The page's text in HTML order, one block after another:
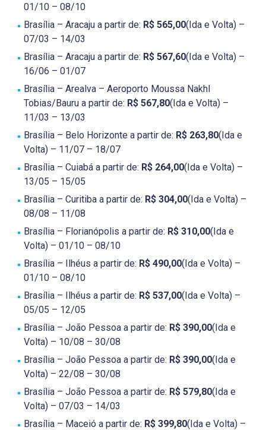
01/10 – 08/10
Brasília – Aracaju a partir de: R$ 565,00(Ida e Volta) –
07/03 – 14/03
Brasília – Aracaju a partir de: R$ 567,60(Ida e Volta) –
16/06 – 01/07
Brasília – Arealva – Aeroporto Moussa Nakhl
Tobias/Bauru a partir de: R$ 567,80(Ida e Volta) –
11/03 – 13/03
Brasília – Belo Horizonte a partir de: R$ 263,80(Ida e
Volta) – 11/07 – 18/07
Brasília – Cuiabá a partir de: R$ 264,00(Ida e Volta) –
13/05 – 15/05
Brasília – Curitiba a partir de: R$ 304,00(Ida e Volta) –
08/08 – 11/08
Brasília – Florianópolis a partir de: R$ 310,00(Ida e
Volta) – 01/10 – 08/10
Brasília – Ilhéus a partir de: R$ 490,00(Ida e Volta) –
01/10 – 08/10
Brasília – Ilhéus a partir de: R$ 537,00(Ida e Volta) –
05/05 – 12/05
Brasília – João Pessoa a partir de: R$ 390,00(Ida e
Volta) – 10/08 – 30/08
Brasília – João Pessoa a partir de: R$ 390,00(Ida e
Volta) – 22/08 – 30/08
Brasília – João Pessoa a partir de: R$ 579,80(Ida e
Volta) – 07/03 – 14/03
Brasília – Maceió a partir de: R$ 399,80(Ida e Volta) –